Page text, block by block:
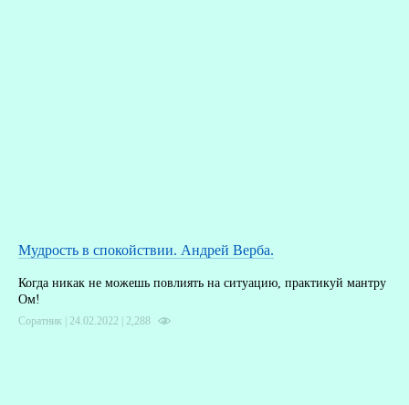
Мудрость в спокойствии. Андрей Верба.
Когда никак не можешь повлиять на ситуацию, практикуй мантру
Ом!
Соратник | 24.02.2022 | 2,288